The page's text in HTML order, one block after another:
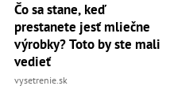
Čo sa stane, keď
prestanete jesť mliečne
výrobky? Toto by ste mali
vedieť
vysetrenie.sk